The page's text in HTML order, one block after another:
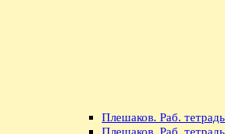
Плешаков. Раб.